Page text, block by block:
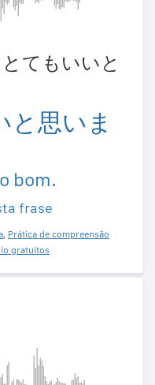
てもいいと
と思いま
bom.
frase
, Prática de compreensão
gratuitos